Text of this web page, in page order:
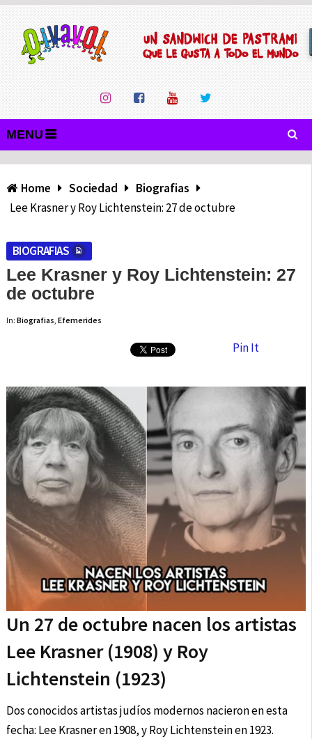
MENU
Home Sociedad
Biografias
Lee Krasner y Roy Lichtenstein: 27 de octubre
BIOGRAFIAS
Lee Krasner y Roy Lichtenstein: 27
de octubre
In: Biografias, Efemerides
Pin It
Un 27 de octubre nacen los artistas
Lee Krasner (1908) y Roy
Lichtenstein (1923)
Dos conocidos artistas judíos modernos nacieron en esta
fecha: Lee Krasner en 1908, y Roy Lichtenstein en 1923.